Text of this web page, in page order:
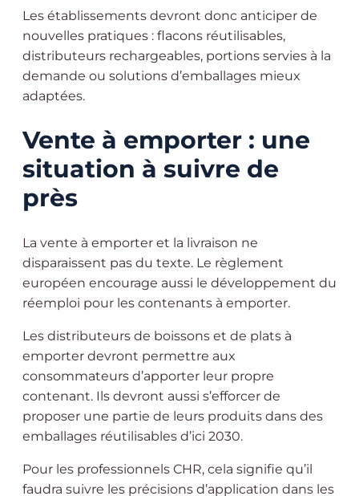
Les établissements devront donc anticiper de
nouvelles pratiques : flacons réutilisables,
distributeurs rechargeables, portions servies à la
demande ou solutions d’emballages mieux
adaptées.
Vente à emporter : une
situation à suivre de
près
La vente à emporter et la livraison ne
disparaissent pas du texte. Le règlement
européen encourage aussi le développement du
réemploi pour les contenants à emporter.
Les distributeurs de boissons et de plats à
emporter devront permettre aux
consommateurs d’apporter leur propre
contenant. Ils devront aussi s’efforcer de
proposer une partie de leurs produits dans des
emballages réutilisables d’ici 2030.
Pour les professionnels CHR, cela signifie qu’il
faudra suivre les précisions d’application dans les